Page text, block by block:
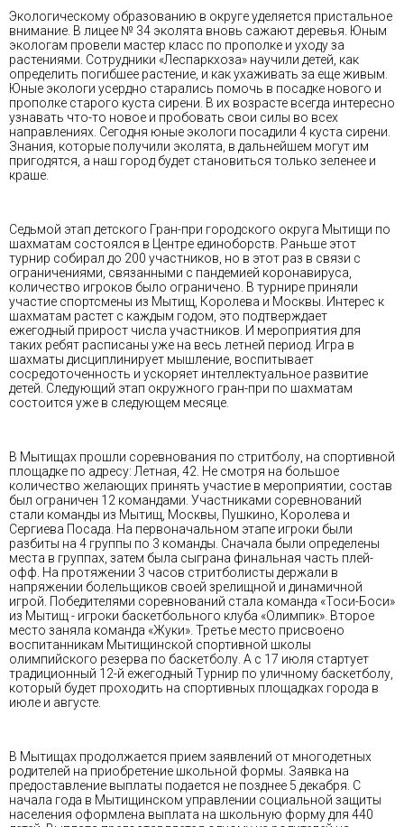
Экологическому образованию в округе уделяется пристальное
внимание. В лицее № 34 эколята вновь сажают деревья. Юным
экологам провели мастер класс по прополке и уходу за
растениями. Сотрудники «Леспаркхоза» научили детей, как
определить погибшее растение, и как ухаживать за еще живым.
Юные экологи усердно старались помочь в посадке нового и
прополке старого куста сирени. В их возрасте всегда интересно
узнавать что-то новое и пробовать свои силы во всех
направлениях. Сегодня юные экологи посадили 4 куста сирени.
Знания, которые получили эколята, в дальнейшем могут им
пригодятся, а наш город будет становиться только зеленее и
краше.
Седьмой этап детского Гран-при городского округа Мытищи по
шахматам состоялся в Центре единоборств. Раньше этот
турнир собирал до 200 участников, но в этот раз в связи с
ограничениями, связанными с пандемией коронавируса,
количество игроков было ограничено. В турнире приняли
участие спортсмены из Мытищ, Королева и Москвы. Интерес к
шахматам растет с каждым годом, это подтверждает
ежегодный прирост числа участников. И мероприятия для
таких ребят расписаны уже на весь летней период. Игра в
шахматы дисциплинирует мышление, воспитывает
сосредоточенность и ускоряет интеллектуальное развитие
детей. Следующий этап окружного гран-при по шахматам
состоится уже в следующем месяце.
В Мытищах прошли соревнования по стритболу, на спортивной
площадке по адресу: Летная, 42. Не смотря на большое
количество желающих принять участие в мероприятии, состав
был ограничен 12 командами. Участниками соревнований
стали команды из Мытищ, Москвы, Пушкино, Королева и
Сергиева Посада. На первоначальном этапе игроки были
разбиты на 4 группы по 3 команды. Сначала были определены
места в группах, затем была сыграна финальная часть плей-
офф. На протяжении 3 часов стритболисты держали в
напряжении болельщиков своей зрелищной и динамичной
игрой. Победителями соревнований стала команда «Тоси-Боси»
из Мытищ - игроки баскетбольного клуба «Олимпик». Второе
место заняла команда «Жуки». Третье место присвоено
воспитанникам Мытищинской спортивной школы
олимпийского резерва по баскетболу. А с 17 июля стартует
традиционный 12-й ежегодный Турнир по уличному баскетболу,
который будет проходить на спортивных площадках города в
июле и августе.
В Мытищах продолжается прием заявлений от многодетных
родителей на приобретение школьной формы. Заявка на
предоставление выплаты подается не позднее 5 декабря. С
начала года в Мытищинском управлении социальной защиты
населения оформлена выплата на школьную форму для 440